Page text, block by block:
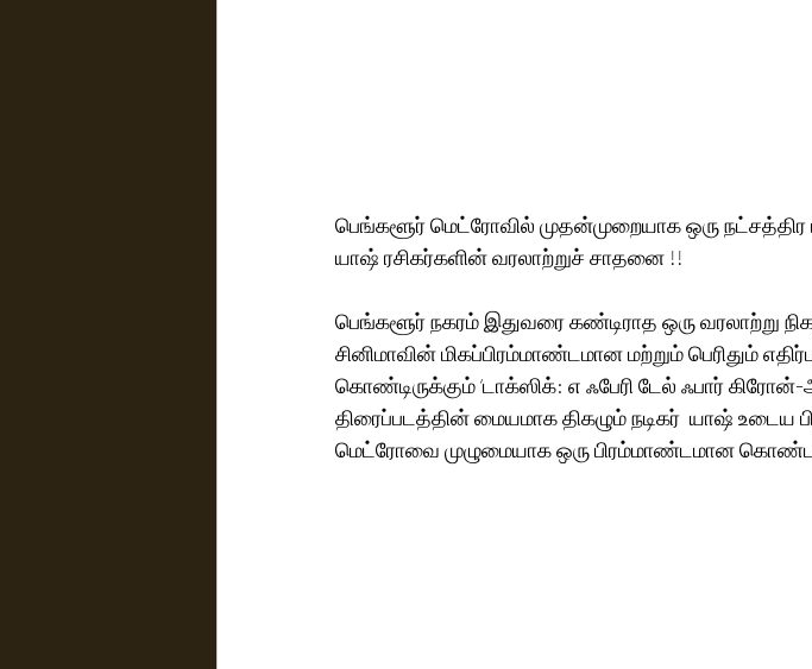
பெங்களூர் மெட்ரோவில் முதன்முறையாக ஒரு
யாஷ் ரசிகர்களின் வரலாற்றுச் சாதனை !!
பெங்களூர் நகரம் இதுவரை கண்டிராத ஒரு வரலாற்று
சினிமாவின் மிகப்பிரம்மாண்டமான மற்றும் பெரிதும்
கொண்டிருக்கும் ‘டாக்ஸிக்: எ ஃபேரி டேல் ஃபார் கிரோன்-
திரைப்படத்தின் மையமாக திகழும் நடிகர்  யாஷ் உடைய
மெட்ரோவை முழுமையாக ஒரு பிரம்மாண்டமான